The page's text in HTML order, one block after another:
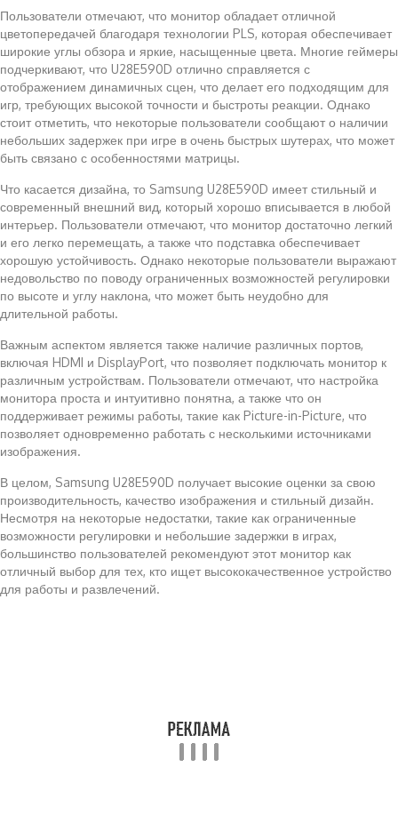
Пользователи отмечают, что монитор обладает отличной
цветопередачей благодаря технологии PLS, которая обеспечивает
широкие углы обзора и яркие, насыщенные цвета. Многие геймеры
подчеркивают, что U28E590D отлично справляется с
отображением динамичных сцен, что делает его подходящим для
игр, требующих высокой точности и быстроты реакции. Однако
стоит отметить, что некоторые пользователи сообщают о наличии
небольших задержек при игре в очень быстрых шутерах, что может
быть связано с особенностями матрицы.
Что касается дизайна, то Samsung U28E590D имеет стильный и
современный внешний вид, который хорошо вписывается в любой
интерьер. Пользователи отмечают, что монитор достаточно легкий
и его легко перемещать, а также что подставка обеспечивает
хорошую устойчивость. Однако некоторые пользователи выражают
недовольство по поводу ограниченных возможностей регулировки
по высоте и углу наклона, что может быть неудобно для
длительной работы.
Важным аспектом является также наличие различных портов,
включая HDMI и DisplayPort, что позволяет подключать монитор к
различным устройствам. Пользователи отмечают, что настройка
монитора проста и интуитивно понятна, а также что он
поддерживает режимы работы, такие как Picture-in-Picture, что
позволяет одновременно работать с несколькими источниками
изображения.
В целом, Samsung U28E590D получает высокие оценки за свою
производительность, качество изображения и стильный дизайн.
Несмотря на некоторые недостатки, такие как ограниченные
возможности регулировки и небольшие задержки в играх,
большинство пользователей рекомендуют этот монитор как
отличный выбор для тех, кто ищет высококачественное устройство
для работы и развлечений.